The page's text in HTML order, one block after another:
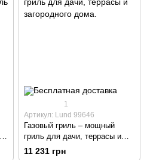
1
Артикул: Lund 99646
Газовый гриль – мощный
гриль для дачи, террасы и
загородного дома.
11 231 грн